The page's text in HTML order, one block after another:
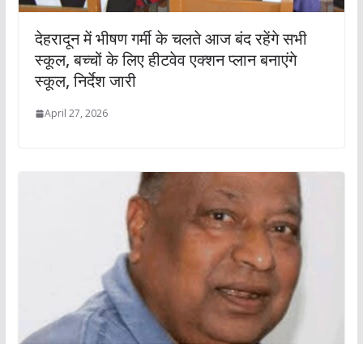
देहरादून में भीषण गर्मी के चलते आज बंद रहेंगे सभी
स्कूल, बच्चों के लिए हीटवेव एक्शन प्लान बनाएंगे
स्कूल, निर्देश जारी
April 27, 2026